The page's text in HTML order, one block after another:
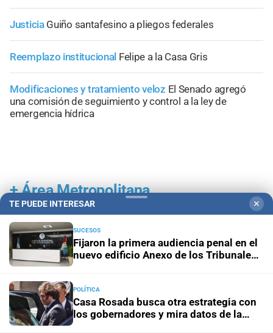
Justicia Guiño santafesino a pliegos federales
Reemplazo institucional Felipe a la Casa Gris
Modificaciones y tratamiento veloz El Senado agregó
una comisión de seguimiento y control a la ley de
emergencia hídrica
+Área Metropolitana
TE PUEDE INTERESAR ✕
SUCESOS
Fijaron la primera audiencia penal en el
nuevo edificio Anexo de los Tribunales
POLÍTICA
Casa Rosada busca otra estrategia con
los gobernadores y mira datos de la